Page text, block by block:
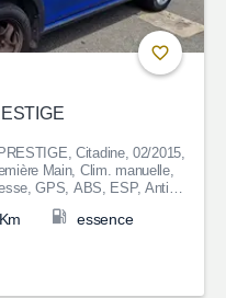
Citadine, 02/2015,
Main, Clim. manuelle,
GPS, ABS, ESP, Anti-
Couleur Bleu, Garantie 6
essence